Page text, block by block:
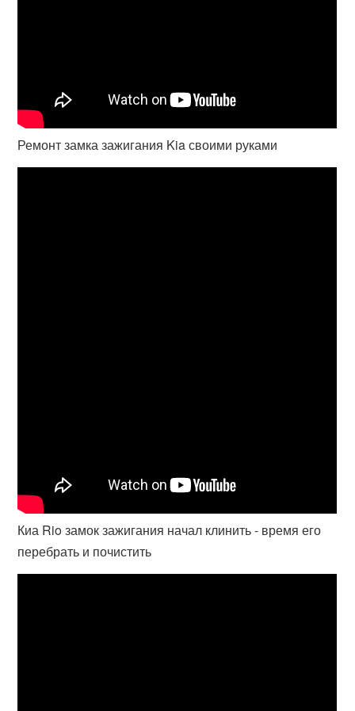
Ремонт замка зажигания Kia своими руками
Киа Rio замок зажигания начал клинить - время его
перебрать и почистить